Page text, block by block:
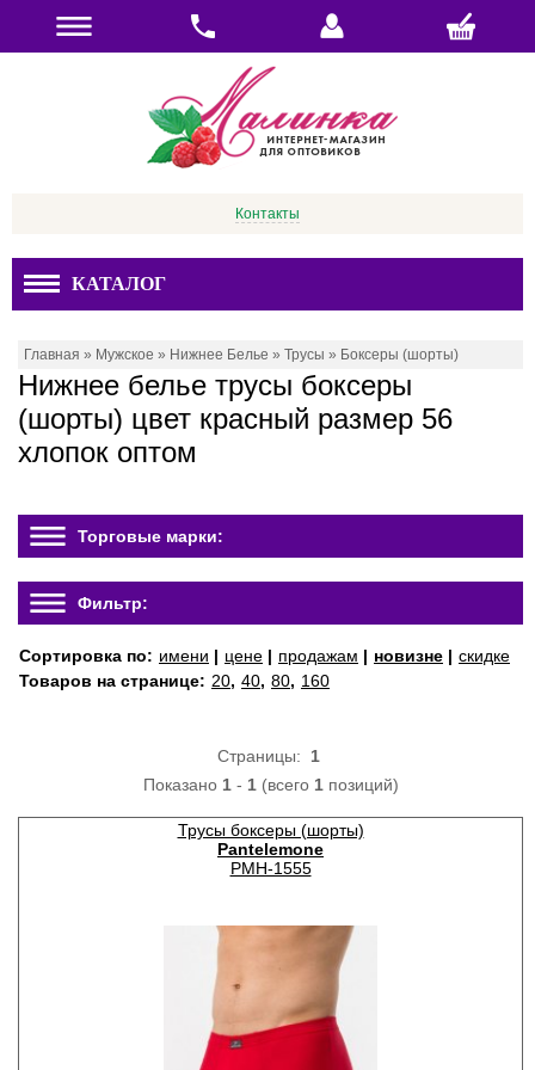
Контакты
КАТАЛОГ
Главная » Мужское » Нижнее Белье » Трусы » Боксеры (шорты)
Нижнее белье трусы боксеры
(шорты) цвет красный размер 56
хлопок оптом
Торговые марки:
Фильтр:
Сортировка по: имени | цене | продажам | новизне | скидке
Товаров на странице: 20, 40, 80, 160
Страницы: 1
Показано 1- 1(всего 1позиций)
Трусы боксеры (шорты)
Pantelemone
PMH-1555